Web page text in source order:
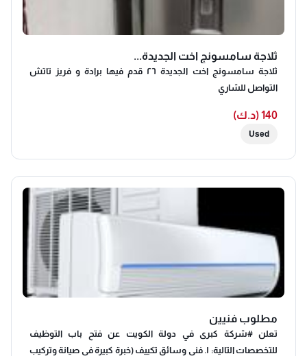
ثلاجة سامسونج اخت الجديدة...
ثلاجة سامسونج اخت الجديدة ٢٦ قدم فيها برادة و فريز تاتش
التواصل للشاري
140 (د.ك)
Used
مطلوب فنيين
تعلن #شركة كبرى في دولة الكويت عن فتح باب التوظيف
للتخصصات التالية: ​١. فني وسائق تكييف (خبرة كبيرة في صيانة وتركيب